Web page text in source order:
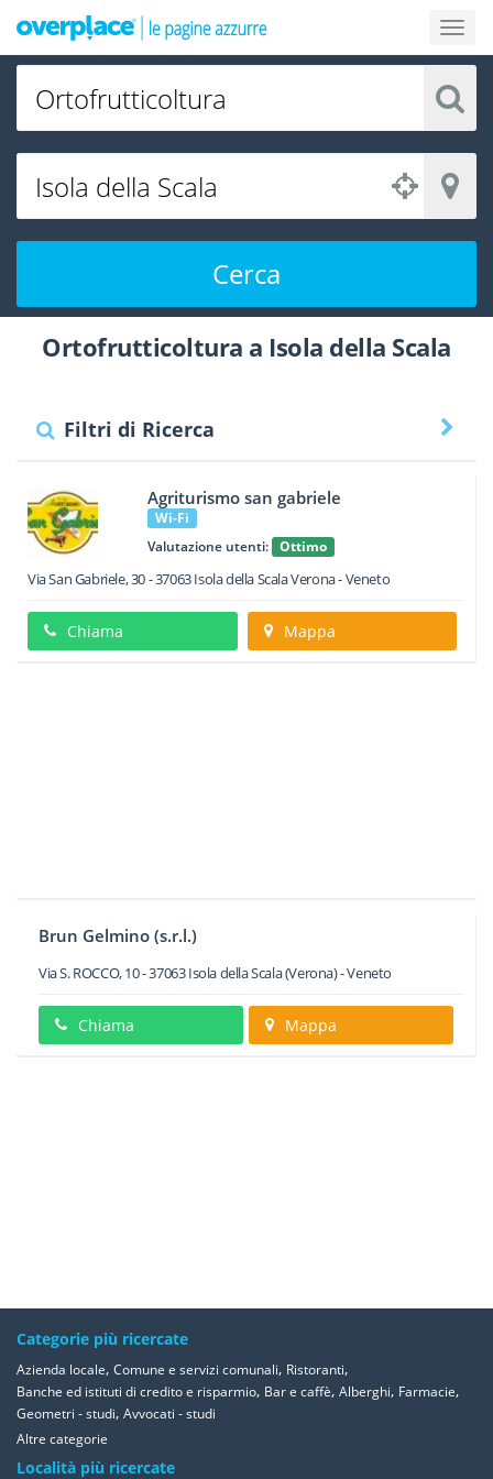
Cerca
Ortofrutticoltura a Isola della Scala
Filtri di Ricerca
Agriturismo san gabriele
Wi-Fi
Valutazione utenti:
Ottimo
Via San Gabriele, 30-37063Isola della ScalaVerona -Veneto
Chiama Mappa
Brun Gelmino (s.r.l.)
Via S. ROCCO, 10-37063Isola della Scala(Verona) -Veneto
Chiama Mappa
Categorie più ricercate
Azienda locale, Comune e servizi comunali, Ristoranti,
Banche ed istituti di credito e risparmio, Bar e caffè, Alberghi, Farmacie,
Geometri - studi, Avvocati - studi
Altre categorie
Località più ricercate